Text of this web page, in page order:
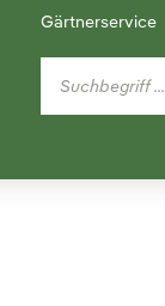
Gärtnerservice